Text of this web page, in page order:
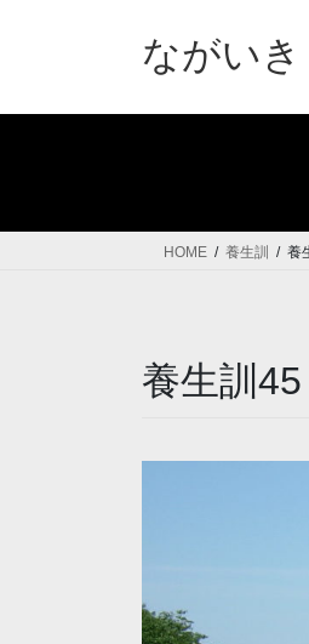
ながい
HOME 養生訓 養
養生訓45